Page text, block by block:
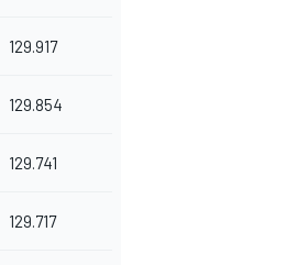
129.917
129.854
129.741
129.717